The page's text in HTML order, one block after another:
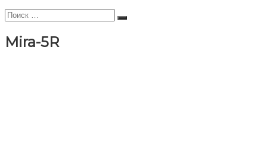
Искать:
Поиск
Mira-5R